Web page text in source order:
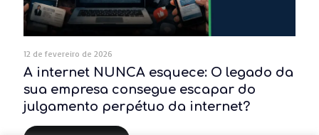
12 de fevereiro de 2026
A internet NUNCA esquece: O legado da
sua empresa consegue escapar do
julgamento perpétuo da internet?